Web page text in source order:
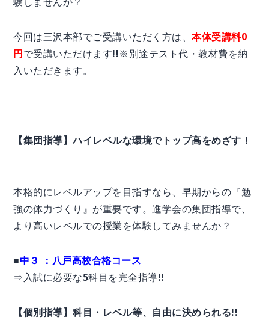
今回は三沢本部でご受講いただく方は、本体受講料0
円で受講いただけます!!※別途テスト代・教材費を納
入いただきます。
【集団指導】ハイレベルな環境でトップ高をめざす！
本格的にレベルアップを目指すなら、早期からの『勉
強の体力づくり』が重要です。進学会の集団指導で、
より高いレベルでの授業を体験してみませんか？
■中３ ：八戸高校合格コース
⇒入試に必要な5科目を完全指導!!
【個別指導】科目・レベル等、自由に決められる!!